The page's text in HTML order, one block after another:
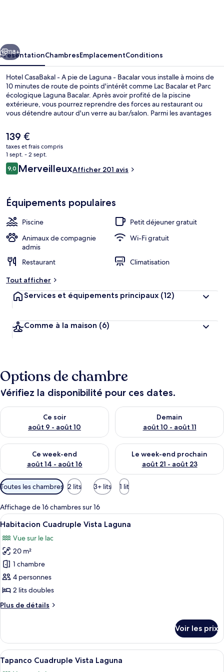
pie
de
Laguna
Bacalar
Suivant
118+
PrésentationChambresEmplacementConditions
Hotel CasaBakal - A pie de Laguna - Bacalar vous installe à moins de
10 minutes de route de points d'intérêt comme Lac Bacalar et Parc
écologique Laguna Bacalar. Après avoir profité de la piscine
extérieure, vous pourrez reprendre des forces au restaurant ou
vous détendre autour d'un verre au bar/salon. Parmi les avantages
terrasse et un jardin. Les autres voyageurs ne disent que du bien en
ce qui concerne le personnel attentionné.
Le
prix
actuel
est
de
139 €
taxes et frais compris
1 sept. - 2 sept.
Avis
voyageurs
9,09,0 sur 10
MerveilleuxAfficher 201 avis
Équipements populaires
Piscine
Petit déjeuner gratuit
Animaux de compagnie
admis
Wi-Fi gratuit
Restaurant
Climatisation
Tout afficher
Services et équipements principaux (12)
Comme à la maison (6)
Options de chambre
Vérifiez la disponibilité pour ces dates.
Ce soir
août 9 - août 10
Vérifier la disponibilité pour ce soir août 9 - août 10
Demain
août 10 - août 11
Vérifier la disponibilité pour
Ce week-end
août 14 - août 16
Vérifier la disponibilité pour ce week-end août 14 - août 16
Le week-end prochain
août 21 - août 23
Vérifier la disponibilité pour
Filtres
disponibles
pour
les
chambres
Toutes les chambres 2 lits 3+ lits 1 lit
Affichage de 16 chambres sur 16
Afficher
toutes
les
photos
pour
ce
type
chambre :
Vista
Laguna
Une chambre d’hôtel avec deux
5
Habitacion Cuadruple Vista Laguna
Vue sur le lac
20 m²
1 chambre
4 personnes
2 lits doubles
Plus de détails
Plus
le
type
de
chambre
Voir les prix
Afficher
toutes
Une chambre avec deux lits, une
4
Tapanco Cuadruple Vista Laguna